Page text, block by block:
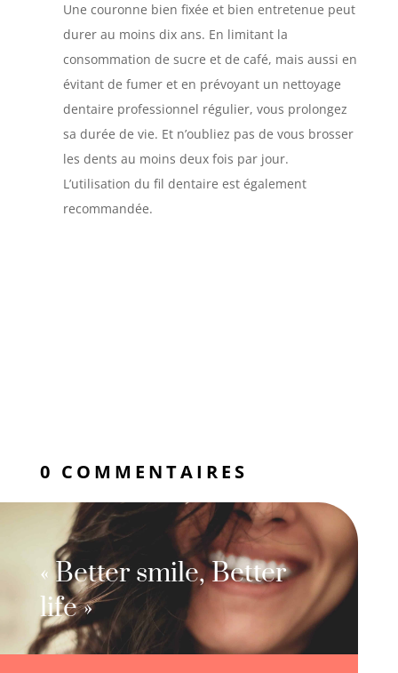
Une couronne bien fixée et bien entretenue peut
durer au moins dix ans. En limitant la
consommation de sucre et de café, mais aussi en
évitant de fumer et en prévoyant un nettoyage
dentaire professionnel régulier, vous prolongez
sa durée de vie. Et n’oubliez pas de vous brosser
les dents au moins deux fois par jour.
L’utilisation du fil dentaire est également
recommandée.
0 COMMENTAIRES
« Better smile, Better
life »